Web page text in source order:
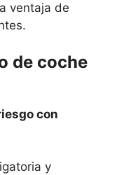
ventaja de
de coche
con
y